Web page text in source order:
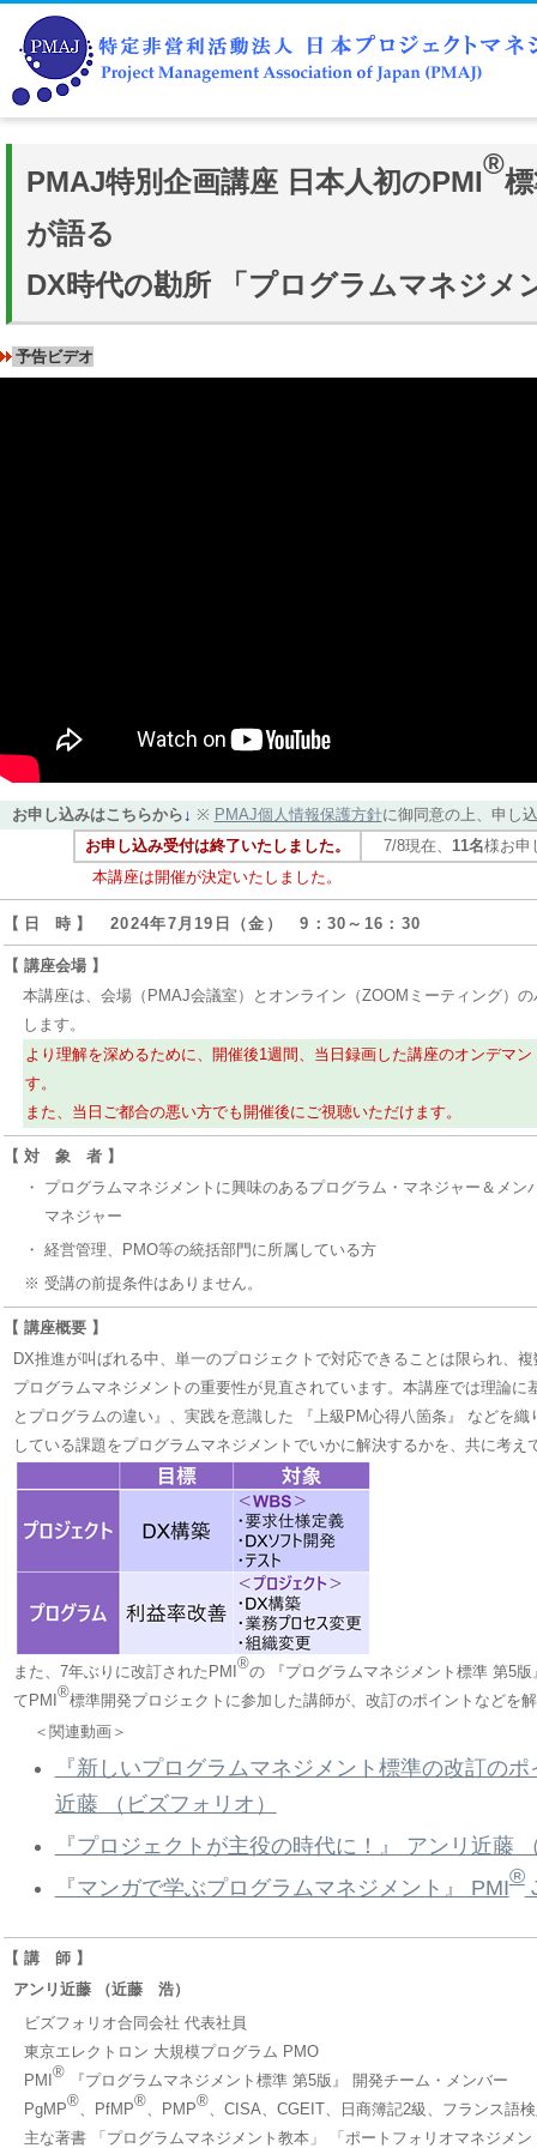
PMAJ特別企画講座 日本人初のPMI
®
が語る
DX時代の勘所 「プログラムマネジメ
予告ビデオ
お申し込みはこちらから↓ ※ PMAJ個人情報保護方針に御同意の上、申し
お申し込み受付は終了いたしました。
7/8現在、 11名様お申
本講座は開催が決定いたしました。
【 日 時 】 2024年7月19日（金） 9：30～16：30
【 講座会場 】
本講座は、会場（PMAJ会議室）とオンライン（ZOOMミーティング）
します。
より理解を深めるために、開催後1週間、当日録画した講座のオンデマ
す。
また、当日ご都合の悪い方でも開催後にご視聴いただけます。
【 対 象 者 】
・
プログラムマネジメントに興味のあるプログラム・マネジャー＆メン
マネジャー
・ 経営管理、PMO等の統括部門に所属している方
※ 受講の前提条件はありません。
【 講座概要 】
DX推進が叫ばれる中、単一のプロジェクトで対応できることは限られ、
プログラムマネジメントの重要性が見直されています。本講座では理論に
とプログラムの違い』、実践を意識した 『上級PM心得八箇条』 などを織
している課題をプログラムマネジメントでいかに解決するかを、共に考え
また、7年ぶりに改訂されたPMI
®
の 『プログラムマネジメント標準 第5
てPMI
®
標準開発プロジェクトに参加した講師が、改訂のポイントなどを
＜関連動画＞
『新しいプログラムマネジメント標準の改訂の
近藤 （ビズフォリオ）
『プロジェクトが主役の時代に！』 アンリ近藤
『マンガで学ぶプログラムマネジメント』 PMI
®
【 講 師 】
アンリ近藤 （近藤 浩）
ビズフォリオ合同会社 代表社員
東京エレクトロン 大規模プログラム PMO
PMI
®
『プログラムマネジメント標準 第5版』 開発チーム・メンバー
PgMP
®
、PfMP
®
、PMP
®
、CISA、CGEIT、日商簿記2級、フランス語
主な著書 「プログラムマネジメント教本」 「ポートフォリオマネジメン